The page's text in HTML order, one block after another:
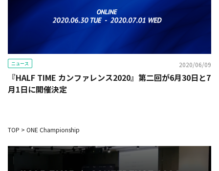
ニュース 2020/06/09
『HALF TIME カンファレンス2020』第二回が6月30日と7
月1日に開催決定
TOP > ONE Championship